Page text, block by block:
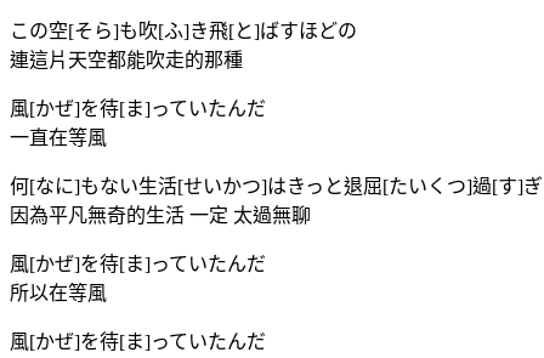
この空[そら]も吹[ふ]き飛[と]ばすほどの
連這片天空都能吹走的那種
風[かぜ]を待[ま]っていたんだ
一直在等風
何[なに]もない生活[せいかつ]はきっと退屈[たいくつ]過[す]
因為平凡無奇的生活 一定 太過無聊
風[かぜ]を待[ま]っていたんだ
所以在等風
風[かぜ]を待[ま]っていたんだ